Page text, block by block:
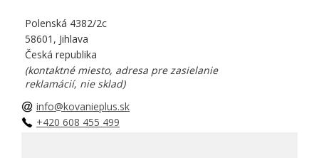
Polenská 4382/2c
58601, Jihlava
Česká republika
(kontaktné miesto, adresa pre zasielanie
reklamácií, nie sklad)
info@kovanieplus.sk
+420 608 455 499